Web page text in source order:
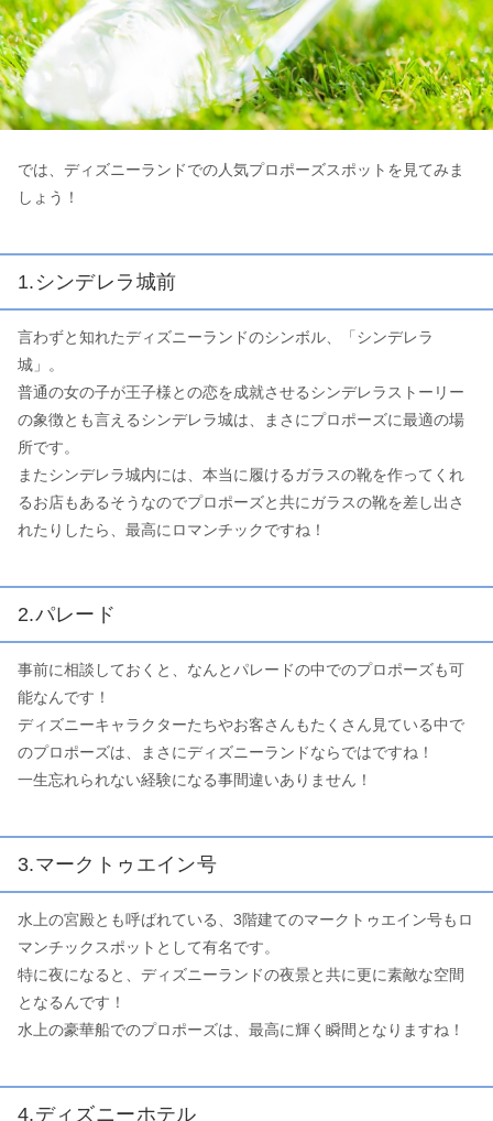
では、ディズニーランドでの人気プロポーズスポットを見てみま
しょう！
1.シンデレラ城前
言わずと知れたディズニーランドのシンボル、「シンデレラ
城」。
普通の女の子が王子様との恋を成就させるシンデレラストーリー
の象徴とも言えるシンデレラ城は、まさにプロポーズに最適の場
所です。
またシンデレラ城内には、本当に履けるガラスの靴を作ってくれ
るお店もあるそうなのでプロポーズと共にガラスの靴を差し出さ
れたりしたら、最高にロマンチックですね！
2.パレード
事前に相談しておくと、なんとパレードの中でのプロポーズも可
能なんです！
ディズニーキャラクターたちやお客さんもたくさん見ている中で
のプロポーズは、まさにディズニーランドならではですね！
一生忘れられない経験になる事間違いありません！
3.マークトゥエイン号
水上の宮殿とも呼ばれている、3階建てのマークトゥエイン号もロ
マンチックスポットとして有名です。
特に夜になると、ディズニーランドの夜景と共に更に素敵な空間
となるんです！
水上の豪華船でのプロポーズは、最高に輝く瞬間となりますね！
4.ディズニーホテル